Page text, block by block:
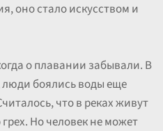
оно стало искусством и
о плавании забывали. В
боялись воды еще
что в реках живут
Но человек не может